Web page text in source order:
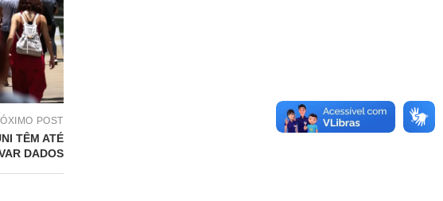
POST
TÊM ATÉ
DADOS